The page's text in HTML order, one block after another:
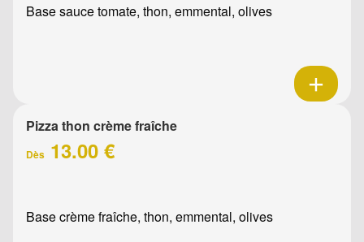
Base sauce tomate, thon, emmental, olives
Pizza thon crème fraîche
Dès 13.00 €
Base crème fraîche, thon, emmental, olives